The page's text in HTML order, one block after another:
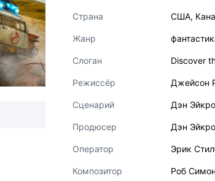
Страна США,
Жанр
Слоган Discover
Режиссёр Джейсон
Сценарий Дэн
Продюсер Дэн
Оператор Эрик
Композитор Роб